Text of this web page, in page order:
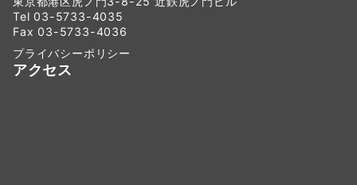
Tel 03-5733-4035
Fax 03-5733-4036
プライバシーポリシー
アクセス